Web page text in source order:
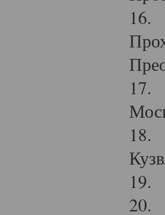
16.
17.
18.
19.
20.